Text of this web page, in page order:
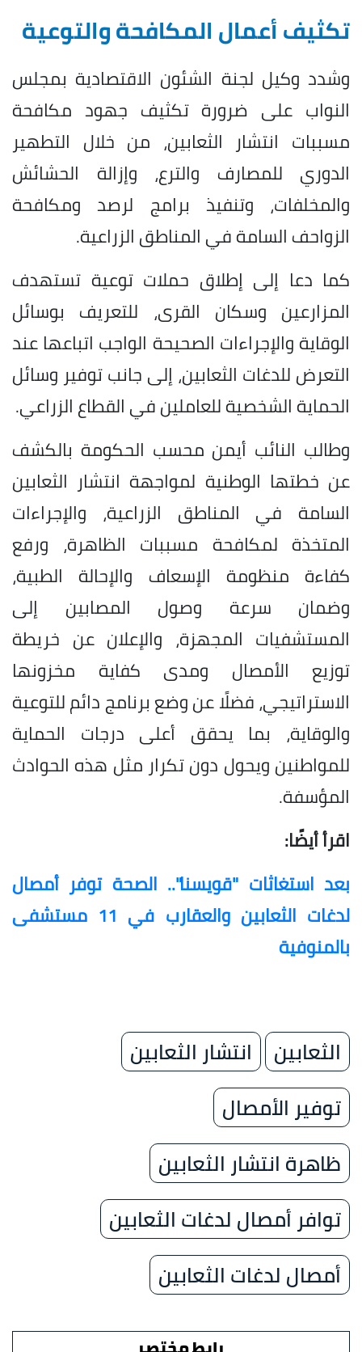
تكثيف أعمال المكافحة والتوعية
وشدد وكيل لجنة الشئون الاقتصادية بمجلس
النواب على ضرورة تكثيف جهود مكافحة
مسببات انتشار الثعابين، من خلال التطهير
الدوري للمصارف والترع، وإزالة الحشائش
والمخلفات، وتنفيذ برامج لرصد ومكافحة
الزواحف السامة في المناطق الزراعية.
كما دعا إلى إطلاق حملات توعية تستهدف
المزارعين وسكان القرى، للتعريف بوسائل
الوقاية والإجراءات الصحيحة الواجب اتباعها عند
التعرض للدغات الثعابين، إلى جانب توفير وسائل
الحماية الشخصية للعاملين في القطاع الزراعي.
وطالب النائب أيمن محسب الحكومة بالكشف
عن خطتها الوطنية لمواجهة انتشار الثعابين
السامة في المناطق الزراعية، والإجراءات
المتخذة لمكافحة مسببات الظاهرة، ورفع
كفاءة منظومة الإسعاف والإحالة الطبية،
وضمان سرعة وصول المصابين إلى
المستشفيات المجهزة، والإعلان عن خريطة
توزيع الأمصال ومدى كفاية مخزونها
الاستراتيجي، فضلًا عن وضع برنامج دائم للتوعية
والوقاية، بما يحقق أعلى درجات الحماية
للمواطنين ويحول دون تكرار مثل هذه الحوادث
المؤسفة.
اقرأ أيضًا:
بعد استغاثات "قويسنا".. الصحة توفر أمصال
لدغات الثعابين والعقارب في 11 مستشفى
بالمنوفية
الثعابين
انتشار الثعابين
توفير الأمصال
ظاهرة انتشار الثعابين
توافر أمصال لدغات الثعابين
أمصال لدغات الثعابين